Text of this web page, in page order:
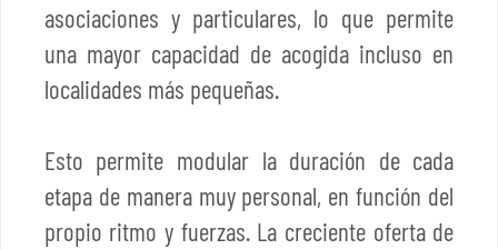
asociaciones y particulares, lo que permite
una mayor capacidad de acogida incluso en
localidades más pequeñas.
Esto permite modular la duración de cada
etapa de manera muy personal, en función del
propio ritmo y fuerzas. La creciente oferta de